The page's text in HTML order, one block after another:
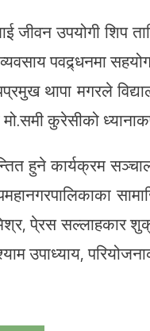
जीवन उपयोगी शिप
पवद्र्धनमा
थापा मगरले
मो.समी कुरेसीको
हुने कार्यक्रम
पे्रस सल्लाहकार
उपाध्याय,